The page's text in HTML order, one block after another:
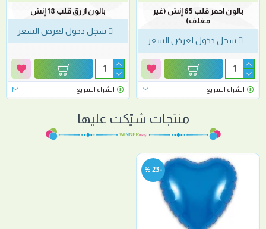
بالون احمر قلب 65 إنش (غير
مغلف)
سجل دخول لعرض السعر
الشراء السريع
بالون ازرق قلب 18 إنش
سجل دخول لعرض السعر
الشراء السريع
منتجات شيّكت عليها
-23 %